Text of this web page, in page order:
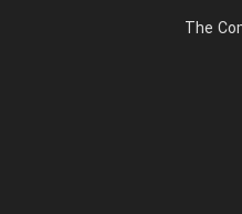
The